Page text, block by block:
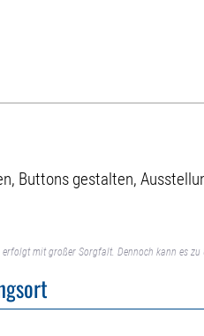
Buttons gestalten,
mit großer Sorgfalt. Dennoch kann es